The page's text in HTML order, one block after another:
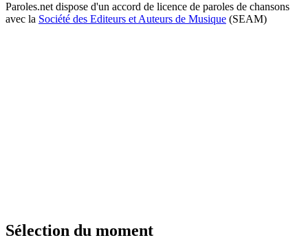
Paroles.net dispose d'un accord de licence de paroles de chansons
avec la Société des Editeurs et Auteurs de Musique (SEAM)
Sélection du moment